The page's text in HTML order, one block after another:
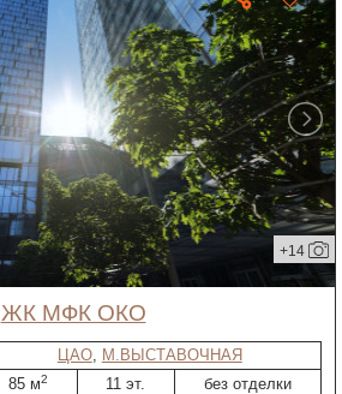
+14
ЖК МФК ОКО
ЦАО, М.ВЫСТАВОЧНАЯ
85 м2 11 эт. без отделки